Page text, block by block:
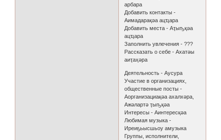
арбара
Добавить контакты -
Аимадарақәа ацҵара
Добавить места - Аҭыҧқәа
ацҵара
Заполнить увлечения - ???
Рассказать о себе - Ахатәы
аиҭаҳәра
Деятельность - Аусура
Участие в организациях,
общественные посты -
Аорганизациақәа ахалхәра,
Ажәлартә ҭыҧқәа
Интересы - Аинтересқәа
Любимая музыка -
Иреиҕьысшьоу амузыка
Группы, исполнители,